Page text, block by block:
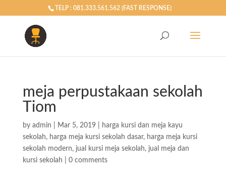
TELP : 081.333.561.562 (FAST RESPONSE)
meja perpustakaan sekolah
Tiom
by admin Mar 5, 2019|
harga kursi dan meja kayu
sekolah, harga meja kursi sekolah dasar, harga meja kursi
sekolah modern, jual kursi meja sekolah, jual meja dan
kursi sekolah
0 comments